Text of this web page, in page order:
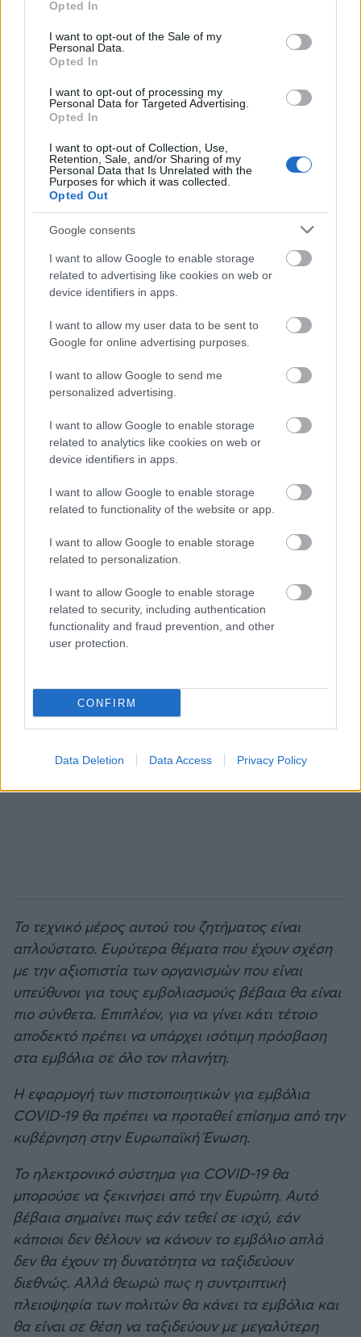
use your data for below specified purposes in below Google
consent section.
Opted In
I want to opt-out of the Sale of my
Personal Data.
Opted In
I want to opt-out of processing my
Personal Data for Targeted Advertising.
Opted In
I want to opt-out of Collection, Use,
Retention, Sale, and/or Sharing of my
Personal Data that Is Unrelated with the
Purposes for which it was collected.
Opted Out
Google consents
I want to allow Google to enable storage
related to advertising like cookies on web or
device identifiers in apps.
I want to allow my user data to be sent to
Google for online advertising purposes.
I want to allow Google to send me
personalized advertising.
I want to allow Google to enable storage
related to analytics like cookies on web or
device identifiers in apps.
I want to allow Google to enable storage
related to functionality of the website or app.
I want to allow Google to enable storage
related to personalization.
I want to allow Google to enable storage
related to security, including authentication
functionality and fraud prevention, and other
user protection.
CONFIRM
Data Deletion Data Access Privacy Policy
Γιατί έχουν θεσπιστεί αυτά τα πιστοποιητικά;
επειδή χρειάζεται απόδειξη εμβολιασμού για να
εισέλθετε σε μια χώρα, δεν σημαίνει ότι υπάρχει
κίνδυνος να κολλήσετε την ασθένεια εκεί. Ομοίως,
εάν μια χώρα δεν απαιτεί πιστοποιητικό κίτρινου
πυρετού, αυτό δεν σημαίνει ότι δεν υπάρχει
κίτρινος πυρετός.
Άλλες χώρες ενδέχεται να ζητήσουν
πιστοποιητικά εμβολιασμού διφθερίτιδας, τετάνου,
κοκκύτη, πολιομυελίτιδας, ηπατίτιδας Α ή Β,
λύσσας, φυματίωσης ή και μηνιγγιτιδοκοκκικό
εμβόλιο.
Το τεχνικό μέρος αυτού του ζητήματος είναι
απλούστατο. Ευρύτερα θέματα που έχουν σχέση
με την αξιοπιστία των οργανισμών που είναι
υπεύθυνοι για τους εμβολιασμούς βέβαια θα είναι
πιο σύνθετα. Επιπλέον, για να γίνει κάτι τέτοιο
αποδεκτό πρέπει να υπάρχει ισότιμη πρόσβαση
στα εμβόλια σε όλο τον πλανήτη.
Η εφαρμογή των πιστοποιητικών για εμβόλια
COVID-19 θα πρέπει να προταθεί επίσημα από την
κυβέρνηση στην Ευρωπαϊκή Ένωση.
Το ηλεκτρονικό σύστημα για COVID-19 θα
μπορούσε να ξεκινήσει από την Ευρώπη. Αυτό
βέβαια σημαίνει πως εάν τεθεί σε ισχύ, εάν
κάποιοι δεν θέλουν να κάνουν το εμβόλιο απλά
δεν θα έχουν τη δυνατότητα να ταξιδεύουν
διεθνώς. Αλλά θεωρώ πως η συντριπτική
πλειοψηφία των πολιτών θα κάνει τα εμβόλια και
θα είναι σε θέση να ταξιδεύουν με μεγαλύτερη